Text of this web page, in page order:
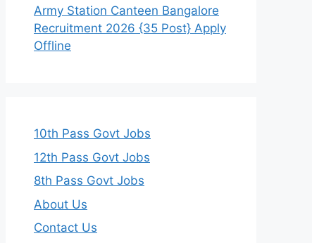
Army Station Canteen Bangalore
Recruitment 2026 {35 Post} Apply
Offline
10th Pass Govt Jobs
12th Pass Govt Jobs
8th Pass Govt Jobs
About Us
Contact Us